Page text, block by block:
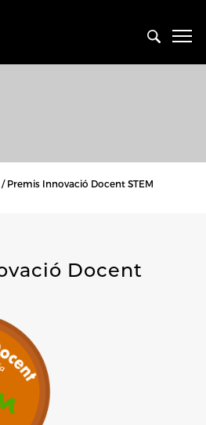
Premis Innovació Docent STEM
Docent